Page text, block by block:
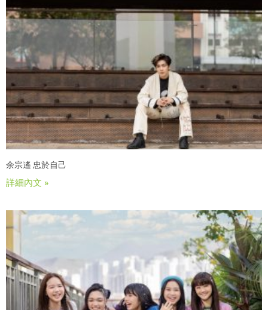
余宗遙 忠於自己
詳細內文 »